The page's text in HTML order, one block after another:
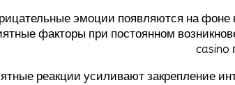
эмоции появляются на фоне
факторы при постоянном
casino
реакции усиливают закрепление